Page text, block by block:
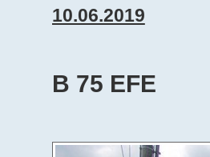
10.06.2019
B 75 EFE